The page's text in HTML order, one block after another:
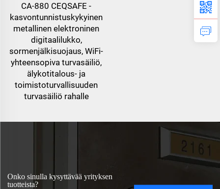
CA-880 CEQSAFE -
kasvontunnistuskykyinen
metallinen elektroninen
digitaalilukko,
sormenjälkisuojaus, WiFi-
yhteensopiva turvasäiliö,
älykotitalous- ja
toimistoturvallisuuden
turvasäiliö rahalle
Onko sinulla kysyttävää yrityksen
tuotteista?